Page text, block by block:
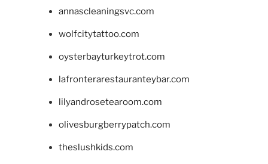
annascleaningsvc.com
wolfcitytattoo.com
oysterbayturkeytrot.com
lafronterarestauranteybar.com
lilyandrosetearoom.com
olivesburgberrypatch.com
theslushkids.com